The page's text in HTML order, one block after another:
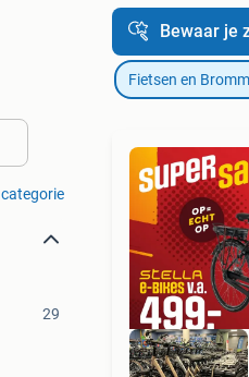
29
Bewaar je
Fietsen en